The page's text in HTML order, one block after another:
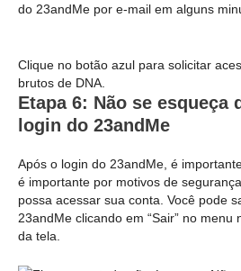
do 23andMe por e-mail em alguns
Clique no botão azul para solicitar
brutos de DNA.
Etapa 6: Não se esqueça
login do 23andMe
Após o login do 23andMe, é
é importante por motivos de
possa acessar sua conta. Você pode
23andMe clicando em “Sair” no
da tela.